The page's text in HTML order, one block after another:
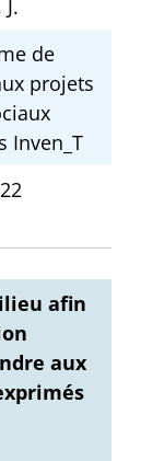
de
projets
Inven_T
afin
aux